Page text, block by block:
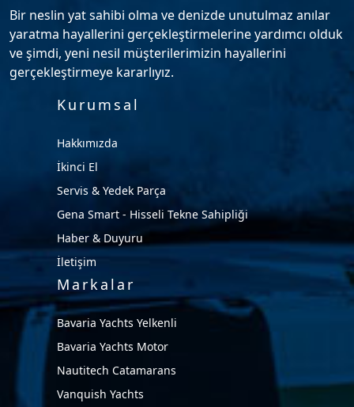
Bir neslin yat sahibi olma ve denizde unutulmaz anılar
yaratma hayallerini gerçekleştirmelerine yardımcı olduk
ve şimdi, yeni nesil müşterilerimizin hayallerini
gerçekleştirmeye kararlıyız.
Kurumsal
Hakkımızda
İkinci El
Servis & Yedek Parça
Gena Smart - Hisseli Tekne Sahipliği
Haber & Duyuru
İletişim
Markalar
Bavaria Yachts Yelkenli
Bavaria Yachts Motor
Nautitech Catamarans
Vanquish Yachts